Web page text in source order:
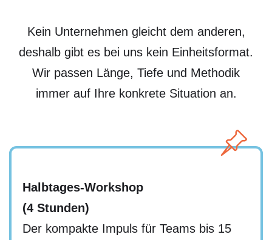
Kein Unternehmen gleicht dem anderen,
deshalb gibt es bei uns kein Einheitsformat.
Wir passen Länge, Tiefe und Methodik
immer auf Ihre konkrete Situation an.
Halbtages-Workshop
(4 Stunden)
Der kompakte Impuls für Teams bis 15